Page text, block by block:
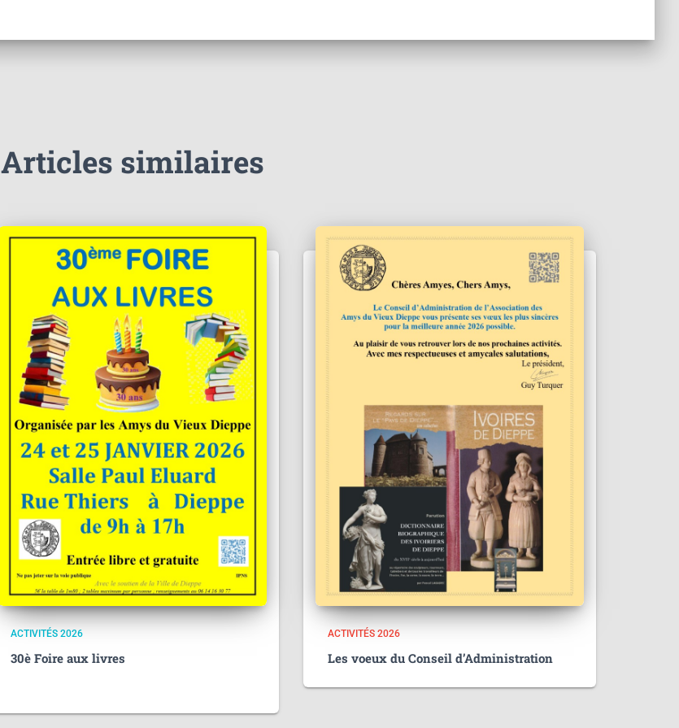
Articles similaires
ACTIVITÉS 2026
30è Foire aux livres
ACTIVITÉS 2026
Les voeux du Conseil d’Administration